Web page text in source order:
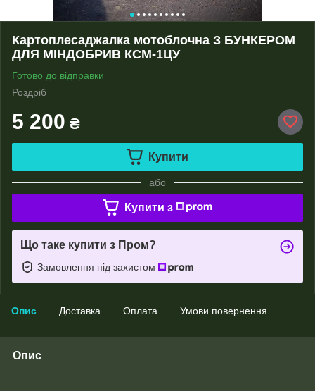
Картоплесаджалка мотоблочна З БУНКЕРОМ
ДЛЯ МІНДОБРИВ КСМ-1ЦУ
Готово до відправки
Роздріб
5 200 ₴
Купити
або
Купити з
Що таке купити з Пром?
Замовлення під захистом
Опис Доставка Оплата Умови повернення
Опис